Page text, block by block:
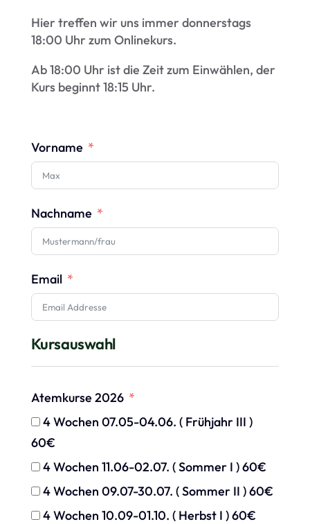
Hier treffen wir uns immer donnerstags
18:00 Uhr zum Onlinekurs.
Ab 18:00 Uhr ist die Zeit zum Einwählen, der
Kurs beginnt 18:15 Uhr.
Vorname
Nachname
Email
Kursauswahl
Atemkurse 2026
4 Wochen 07.05-04.06. ( Frühjahr III )
60€
4 Wochen 11.06-02.07. ( Sommer I ) 60€
4 Wochen 09.07-30.07. ( Sommer II ) 60€
4 Wochen 10.09-01.10. ( Herbst I ) 60€